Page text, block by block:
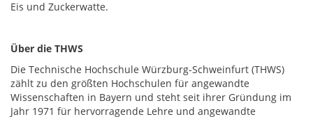
Eis und Zuckerwatte.
Über die THWS
Die Technische Hochschule Würzburg-Schweinfurt (THWS)
zählt zu den größten Hochschulen für angewandte
Wissenschaften in Bayern und steht seit ihrer Gründung im
Jahr 1971 für hervorragende Lehre und angewandte